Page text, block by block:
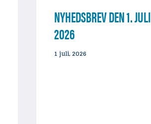
NYHEDSBREV DEN 1. JULI
2026
1 juli, 2026